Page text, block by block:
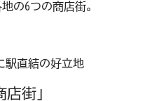
の6つの商店街。
駅直結の好立地
街」